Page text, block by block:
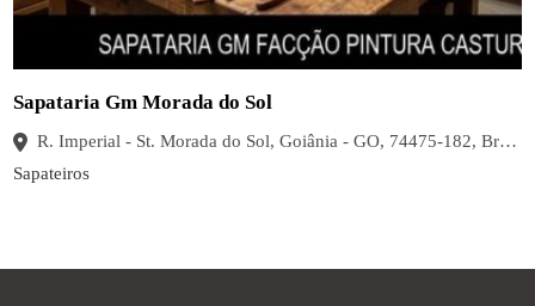
Sapataria Gm Morada do Sol
R. Imperial - St. Morada do Sol, Goiânia - GO, 74475-182, Brasil
Sapateiros